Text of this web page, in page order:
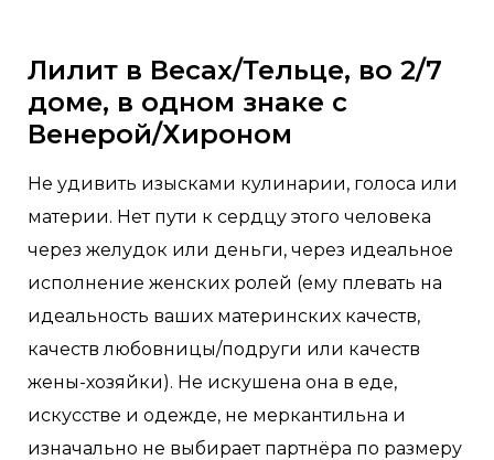
Лилит в Весах/Тельце, во 2/7
доме, в одном знаке с
Венерой/Хироном
Не удивить изысками кулинарии, голоса или
материи. Нет пути к сердцу этого человека
через желудок или деньги, через идеальное
исполнение женских ролей (ему плевать на
идеальность ваших материнских качеств,
качеств любовницы/подруги или качеств
жены-хозяйки). Не искушена она в еде,
искусстве и одежде, не меркантильна и
изначально не выбирает партнёра по размеру